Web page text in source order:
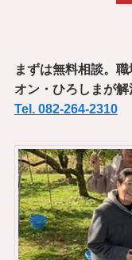
まずは無料相談。
オン・ひろしまが解
Tel. 082-264-2310